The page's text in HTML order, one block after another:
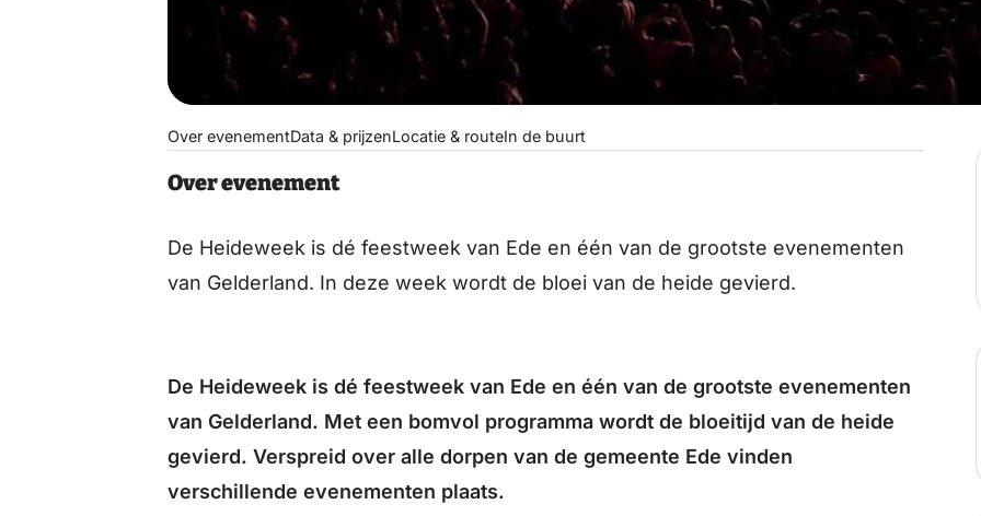
Over evenementData & prijzenLocatie & routeIn de buurt
Over evenement
De Heideweek is dé feestweek van Ede en één van de grootste evenementen
van Gelderland. In deze week wordt de bloei van de heide gevierd.
De Heideweek is dé feestweek van Ede en één van de grootste evenementen
van Gelderland. Met een bomvol programma wordt de bloeitijd van de heide
gevierd. Verspreid over alle dorpen van de gemeente Ede vinden
verschillende evenementen plaats.